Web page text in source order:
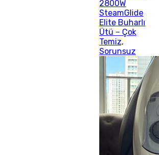
2800W
SteamGlide
Elite Buharlı
Ütü – Çok
Temiz,
Sorunsuz